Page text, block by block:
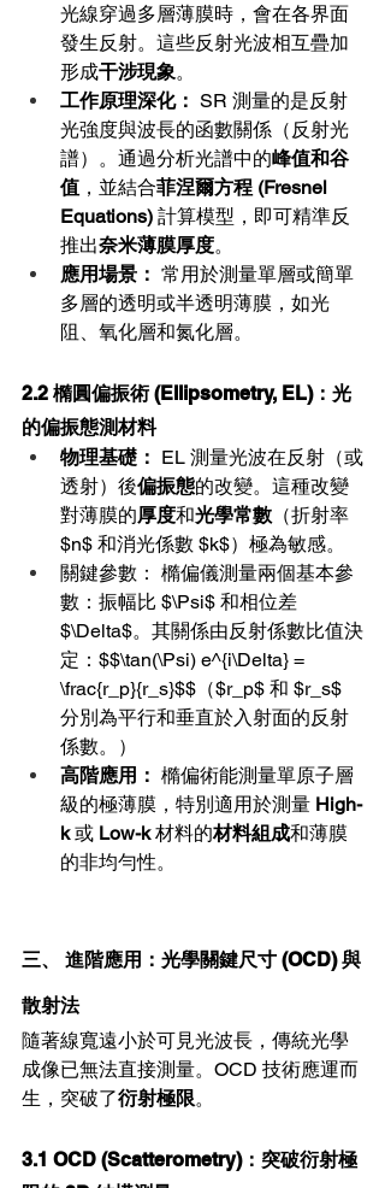
光線穿過多層薄膜時，會在各界面
發生反射。這些反射光波相互疊加
形成干涉現象。
工作原理深化： SR 測量的是反射
光強度與波長的函數關係（反射光
譜）。通過分析光譜中的峰值和谷
值 ，並結合菲涅爾方程 (Fresnel
Equations) 計算模型，即可精準反
推出奈米薄膜厚度。
應用場景： 常用於測量單層或簡單
多層的透明或半透明薄膜，如光
阻、氧化層和氮化層。
2.2 橢圓偏振術 (Ellipsometry, EL)：光
的偏振態測材料
物理基礎： EL 測量光波在反射（或
透射）後偏振態的改變。這種改變
對薄膜的厚度和光學常數 （折射率
$n$ 和消光係數 $k$）極為敏感。
關鍵參數： 橢偏儀測量兩個基本參
數：振幅比 $\Psi$ 和相位差
$\Delta$。其關係由反射係數比值決
定：$$\tan(\Psi) e^{i\Delta} =
\frac{r_p}{r_s}$$（$r_p$ 和 $r_s$
分別為平行和垂直於入射面的反射
係數。）
高階應用： 橢偏術能測量單原子層
級的極薄膜，特別適用於測量 High-
k 或 Low-k 材料的材料組成和薄膜
的非均勻性。
三、 進階應用：光學關鍵尺寸 (OCD) 與
散射法
隨著線寬遠小於可見光波長，傳統光學
成像已無法直接測量。OCD 技術應運而
生，突破了衍射極限。
3.1 OCD (Scatterometry)：突破衍射極